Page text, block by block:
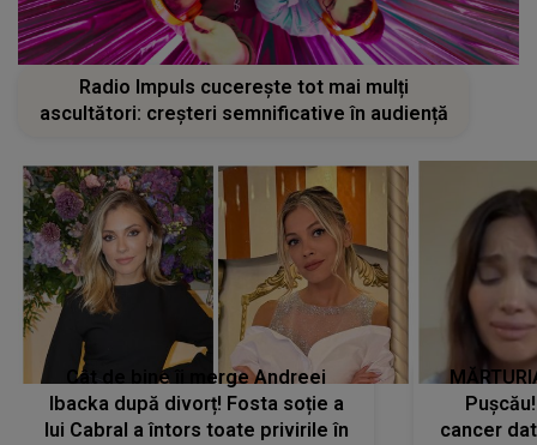
Radio Impuls cucerește tot mai mulți
ascultători: creșteri semnificative în audiență
Cât de bine îi merge Andreei
Ibacka după divorț! Fosta soție a
lui Cabral a întors toate privirile în
cancer